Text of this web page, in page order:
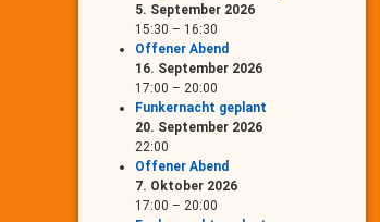
5. September 2026
15:30 – 16:30
Offener Abend
16. September 2026
17:00 – 20:00
Funkernacht geplant
20. September 2026
22:00
Offener Abend
7. Oktober 2026
17:00 – 20:00